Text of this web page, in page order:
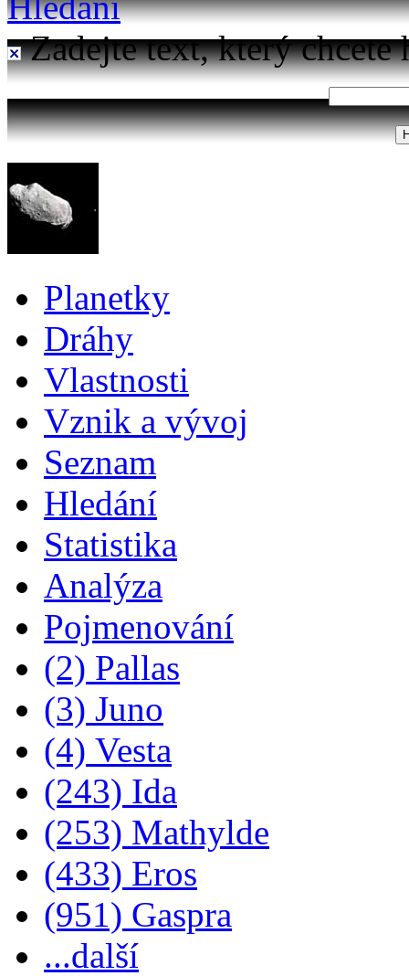
Zadejte text, který chcete
Planetky
Dráhy
Vlastnosti
Vznik a vývoj
Seznam
Hledání
Statistika
Analýza
Pojmenování
(2) Pallas
(3) Juno
(4) Vesta
(243) Ida
(253) Mathylde
(433) Eros
(951) Gaspra
...další